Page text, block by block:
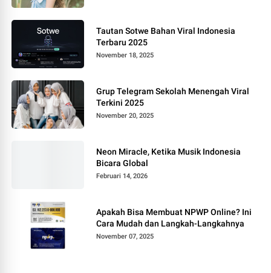
Tautan Sotwe Bahan Viral Indonesia
Terbaru 2025
November 18, 2025
Grup Telegram Sekolah Menengah Viral
Terkini 2025
November 20, 2025
Neon Miracle, Ketika Musik Indonesia
Bicara Global
Februari 14, 2026
Apakah Bisa Membuat NPWP Online? Ini
Cara Mudah dan Langkah-Langkahnya
November 07, 2025